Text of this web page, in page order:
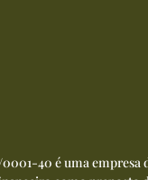
40 é uma